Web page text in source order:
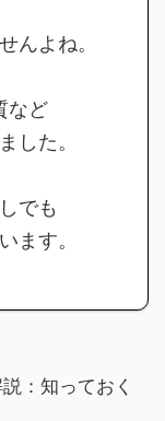
んよね。
など
した。
でも
ます。
：知っておく